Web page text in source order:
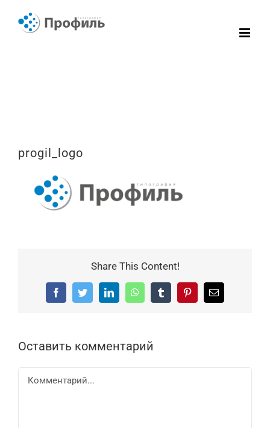
progil_logo
Share This Content!
FacebookTwitterLinkedInWhatsAppTumblrPinterestEmail
Оставить комментарий
Комментарий